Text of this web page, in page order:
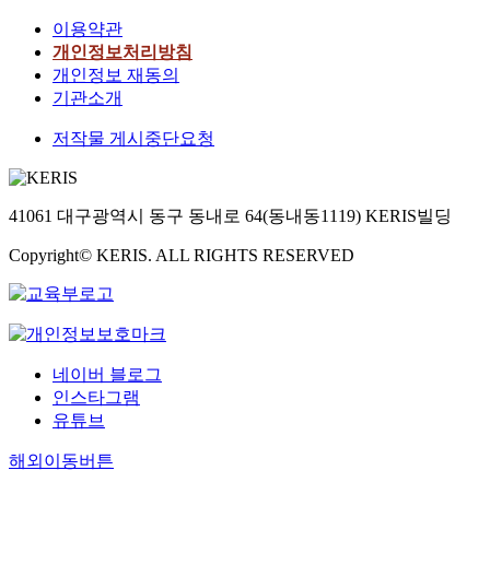
이용약관
개인정보처리방침
개인정보 재동의
기관소개
저작물 게시중단요청
41061 대구광역시 동구 동내로 64(동내동1119) KERIS빌딩
Copyright© KERIS. ALL RIGHTS RESERVED
네이버 블로그
인스타그램
유튜브
해외이동버튼